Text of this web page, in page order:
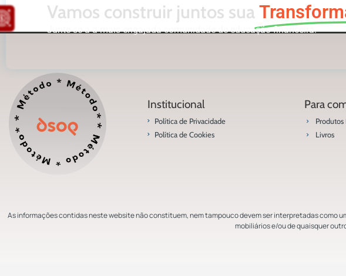
Vamos construir juntos sua
Junte-se a a mais engajada comunidade de educação financeira.
Institucional
Política de Privacidade
Política de Cookies
Para
Produtos
Livros
As informações contidas neste website não constituem, nem tampouco devem ser interpretadas como
mobiliários e/ou de quaisquer